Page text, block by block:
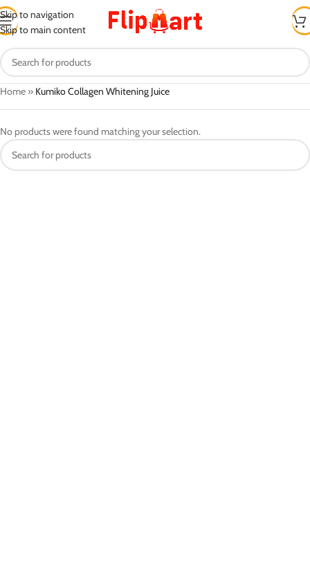
Skip to navigation
Skip to main content
Home » Kumiko Collagen Whitening Juice
No products were found matching your selection.